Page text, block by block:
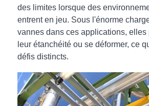
des limites lorsque des
entrent en jeu. Sous l'énorme
vannes dans ces applications, elles
leur étanchéité ou se déformer, ce
défis distincts.